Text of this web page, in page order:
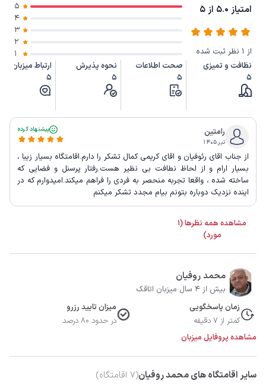
امتیاز 5.0 از 5
از 1 نظر ثبت شده
5
4
3
2
1
نظافت و تمیزی
5
صحت اطلاعات
5
نحوه پذیرش
5
ارتباط میزبان
5
رامتین
تیر ۱۴۰۵
پیشنهاد کرده
از جناب اقای رئوفیان و اقای کریمی کمال تشکر را دارم.اقامتگاه بسیار زیبا ،
بسیار ارام و از لحاظ نطافت بی نظیر هست.رفتار پرسنل و فضایی که
ساخته شده ، واقعا تجربه منحصر به فردی را فراهم میکند.امیدوارم که در
اینده نزدیک دوباره بتونم بیام مجدد تشکر میکنم
مشاهده همه نظرها (1
مورد)
محمد روفیان
بیش از 4 سال میزبان اتاقک
زمان پاسخگویی
کمتر از 7 دقیقه
میزان تایید رزرو
در حدود 80 درصد
مشاهده پروفایل میزبان
سایر اقامتگاه های محمد روفیان(
7 اقامتگاه)